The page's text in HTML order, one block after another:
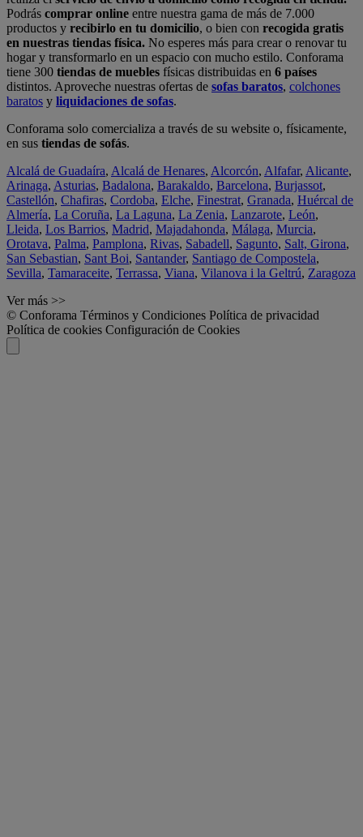
Podrás comprar online entre nuestra gama de más de 7.000
productos y recibirlo en tu domicilio, o bien con recogida gratis
en nuestras tiendas física. No esperes más para crear o renovar tu
hogar y transformarlo en un espacio con mucho estilo. Conforama
tiene 300 tiendas de muebles físicas distribuidas en 6 países
distintos. Aproveche nuestras ofertas de sofas baratos, colchones
baratos y liquidaciones de sofas.
Conforama solo comercializa a través de su website o, físicamente,
en sus tiendas de sofás.
Alcalá de Guadaíra, Alcalá de Henares, Alcorcón, Alfafar, Alicante,
Arinaga, Asturias, Badalona, Barakaldo, Barcelona, Burjassot,
Castellón, Chafiras, Cordoba, Elche, Finestrat, Granada, Huércal de
Almería, La Coruña, La Laguna, La Zenia, Lanzarote, León,
Lleida, Los Barrios, Madrid, Majadahonda, Málaga, Murcia,
Orotava, Palma, Pamplona, Rivas, Sabadell, Sagunto, Salt, Girona,
San Sebastian, Sant Boi, Santander, Santiago de Compostela,
Sevilla, Tamaraceite, Terrassa, Viana, Vilanova i la Geltrú, Zaragoza
Ver más >>
© Conforama Términos y Condiciones Política de privacidad
Política de cookies Configuración de Cookies